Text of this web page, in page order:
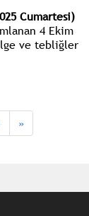
Cumartesi)
4 Ekim
ve tebliğler
»